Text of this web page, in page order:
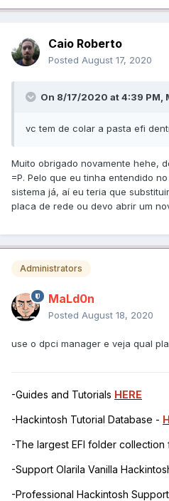
Caio Roberto
Posted August 17, 2020
On 8/17/2020 at 4:39 PM,
vc tem de colar a pasta efi
Muito obrigado novamente hehe,
=P. Pelo que eu tinha entendido
sistema já, aí eu teria que
placa de rede ou devo abrir um
Administrators
MaLd0n
Posted August 18, 2020
use o dpci manager e veja qual
-Guides and Tutorials HERE
-Hackintosh Tutorial Database -
-The largest EFI folder collection
-Support Olarila Vanilla
-Professional Hackintosh